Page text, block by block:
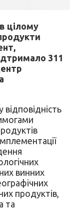
цілому
311
винних
продуктів,
та